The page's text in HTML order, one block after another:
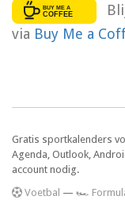
via Buy Me a
Gratis sportkalenders
Agenda, Outlook,
account nodig.
Voetbal — 🏎️